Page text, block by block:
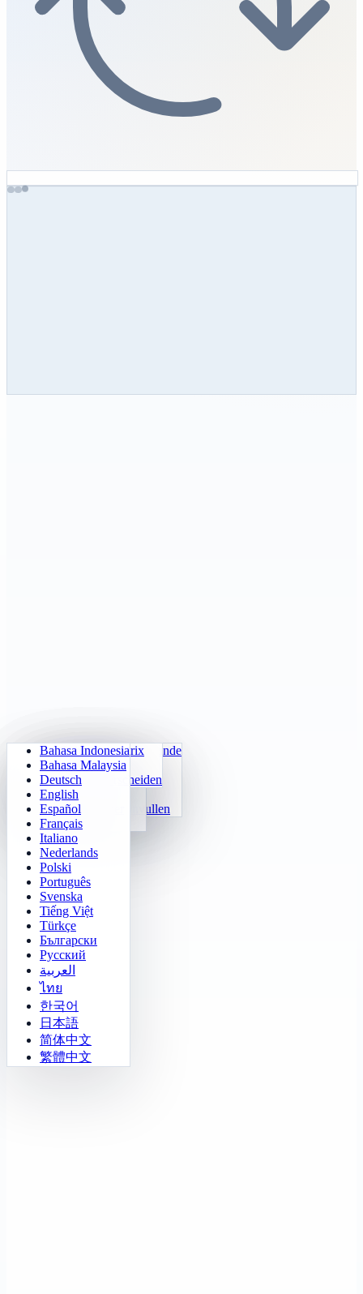
Dagelijkse Rekenkunde
Tafels Trainer
24 Snel Rekenen
Functies
Getalpatroon invullen
Sudoku
Nummer-Klotski
2048
Tetris
Mijnenveger
Gomoku
Lichten uit
Doolhofmissie
Sokoban Uitdaging
Geheugenmatrix
Doelvolging
Snel Onderscheiden
Bahasa Indonesia
Bahasa Malaysia
Deutsch
English
Español
Français
Italiano
Nederlands
Polski
Português
Svenska
Tiếng Việt
Türkçe
Български
Русский
العربية
ไทย
한국어
日本語
简体中文
繁體中文